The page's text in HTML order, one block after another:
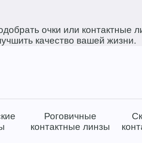
очки или контактные
качество вашей жизни.
Роговичные
контактные линзы